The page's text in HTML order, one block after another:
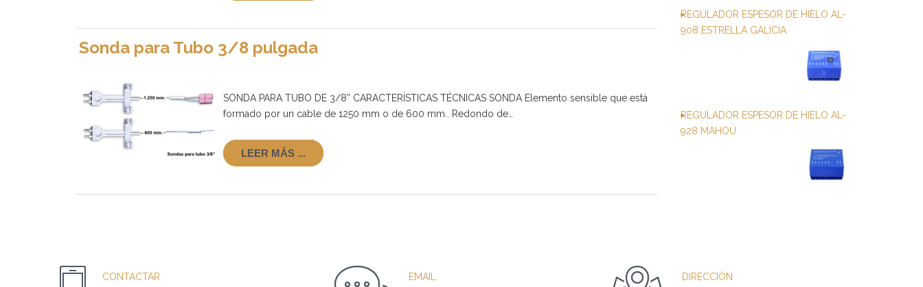
Sonda para Tubo 3/8 pulgada
SONDA PARA TUBO DE 3/8” CARACTERÍSTICAS TÉCNICAS SONDA Elemento sensible que está
formado por un cable de 1250 mm o de 600 mm.. Redondo de…
LEER MÁS ...
REGULADOR ESPESOR DE HIELO AL-
908 ESTRELLA GALICIA
REGULADOR ESPESOR DE HIELO AL-
928 MAHOU
CONTACTAR EMAIL DIRECCIÓN